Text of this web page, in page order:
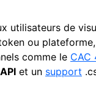
utilisateurs de
ou
comme le CAC
et un support